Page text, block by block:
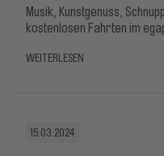
Musik, Kunstgenuss,
kostenlosen Fahrten im
WEITERLESEN
15.03.2024